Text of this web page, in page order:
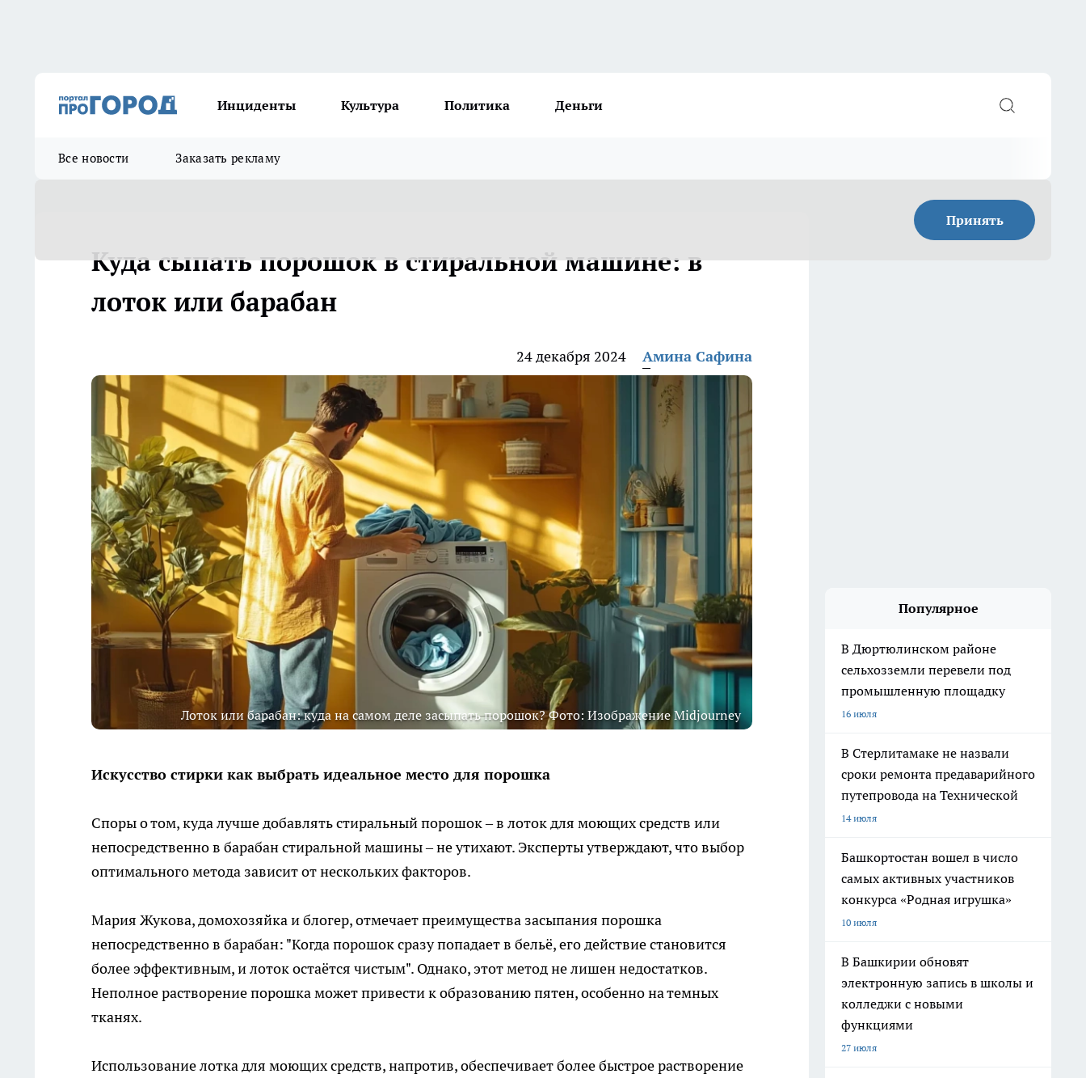
Инциденты Культура Политика Деньги
Все новости Заказать рекламу
Принять
Куда сыпать порошок в стиральной машине: в
лоток или барабан
24 декабря 2024 Амина Сафина
Лоток или барабан: куда на самом деле засыпать порошок? Фото: Изображение Midjourney
Искусство стирки как выбрать идеальное место для порошка
Споры о том, куда лучше добавлять стиральный порошок – в лоток для моющих средств или
непосредственно в барабан стиральной машины – не утихают. Эксперты утверждают, что выбор
оптимального метода зависит от нескольких факторов.
Мария Жукова, домохозяйка и блогер, отмечает преимущества засыпания порошка
непосредственно в барабан: "Когда порошок сразу попадает в бельё, его действие становится
более эффективным, и лоток остаётся чистым". Однако, этот метод не лишен недостатков.
Неполное растворение порошка может привести к образованию пятен, особенно на темных
тканях.
Использование лотка для моющих средств, напротив, обеспечивает более быстрое растворение
Популярное
В Дюртюлинском районе
сельхозземли перевели под
промышленную площадку
16 июля
В Стерлитамаке не назвали
сроки ремонта предаварийного
путепровода на Технической
14 июля
Башкортостан вошел в число
самых активных участников
конкурса «Родная игрушка»
10 июля
В Башкирии обновят
электронную запись в школы и
колледжи с новыми
функциями
27 июля